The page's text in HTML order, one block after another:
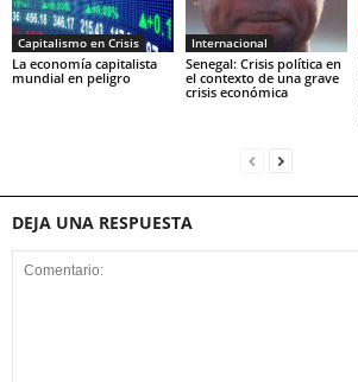
Capitalismo en Crisis
La economía capitalista
mundial en peligro
Internacional
Senegal: Crisis política en
el contexto de una grave
crisis económica
DEJA UNA RESPUESTA